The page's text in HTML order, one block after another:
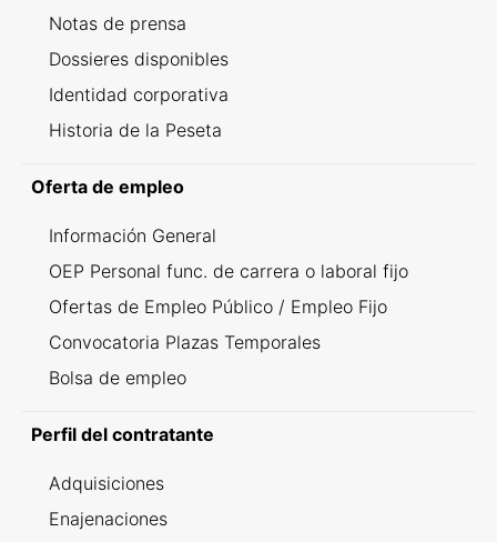
Notas de prensa
Dossieres disponibles
Identidad corporativa
Historia de la Peseta
Oferta de empleo
Información General
OEP Personal func. de carrera o laboral fijo
Ofertas de Empleo Público / Empleo Fijo
Convocatoria Plazas Temporales
Bolsa de empleo
Perfil del contratante
Adquisiciones
Enajenaciones